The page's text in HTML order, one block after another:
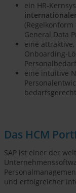
ein HR-
General Data
eine
Onboarding-
eine intuitive
Das HCM
SAP ist einer der
und erfolgreicher